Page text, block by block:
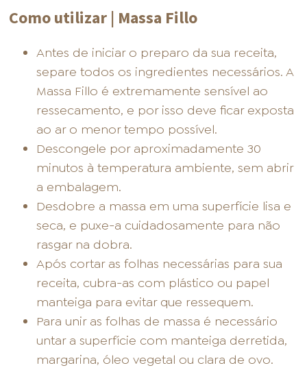
Como utilizar | Massa Fillo
Antes de iniciar o preparo da sua receita,
separe todos os ingredientes necessários. A
Massa Fillo é extremamente sensível ao
ressecamento, e por isso deve ficar exposta
ao ar o menor tempo possível.
Descongele por aproximadamente 30
minutos à temperatura ambiente, sem abrir
a embalagem.
Desdobre a massa em uma superfície lisa e
seca, e puxe-a cuidadosamente para não
rasgar na dobra.
Após cortar as folhas necessárias para sua
receita, cubra-as com plástico ou papel
manteiga para evitar que ressequem.
Para unir as folhas de massa é necessário
untar a superfície com manteiga derretida,
margarina, óleo vegetal ou clara de ovo.